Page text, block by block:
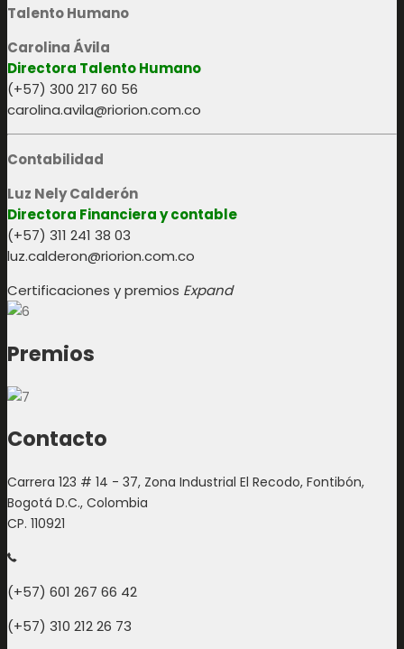
Talento Humano
Carolina Ávila
Directora Talento Humano
(+57) 300 217 60 56
carolina.avila@riorion.com.co
Contabilidad
Luz Nely Calderón
Directora Financiera y contable
(+57) 311 241 38 03
luz.calderon@riorion.com.co
Certificaciones y premios Expand
Premios
Contacto
Carrera 123 # 14 - 37, Zona Industrial El Recodo, Fontibón,
Bogotá D.C., Colombia
CP. 110921
(+57) 601 267 66 42
(+57) 310 212 26 73